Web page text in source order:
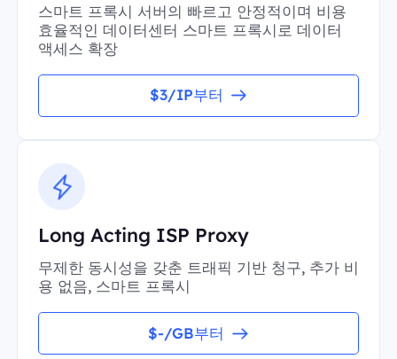
스마트 프록시 서버의 빠르고 안정적이며 비용
효율적인 데이터센터 스마트 프록시로 데이터
액세스 확장
$3/IP부터
Long Acting ISP Proxy
무제한 동시성을 갖춘 트래픽 기반 청구, 추가 비
용 없음, 스마트 프록시
$-/GB부터